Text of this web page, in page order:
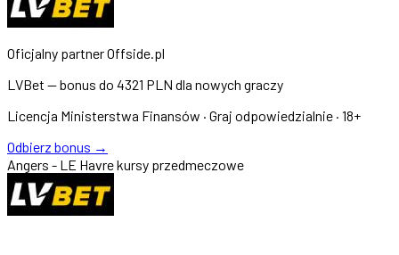
Oficjalny partner Offside.pl
LVBet — bonus do 4321 PLN dla nowych graczy
Licencja Ministerstwa Finansów · Graj odpowiedzialnie · 18+
Odbierz bonus →
Angers - LE Havre kursy przedmeczowe